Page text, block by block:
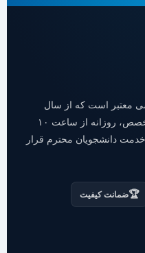
معتبر است که از سال
۱۳۹۸ با حضور اساتید برتر و تیم متخصص، روزانه از ساعت ۱۰
در خدمت دانشجویان محترم قرار
🏆ضمانت کیفیت